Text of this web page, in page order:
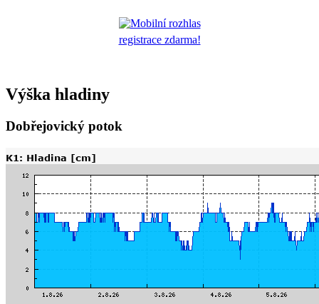
registrace zdarma!
Výška hladiny
Dobřejovický potok